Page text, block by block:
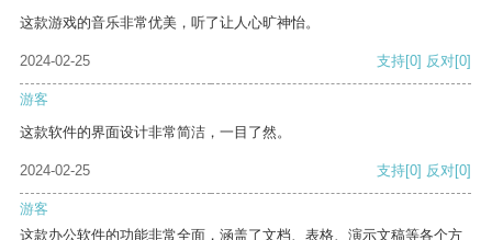
这款游戏的音乐非常优美，听了让人心旷神怡。
2024-02-25 支持[0] 反对[0]
游客
这款软件的界面设计非常简洁，一目了然。
2024-02-25 支持[0] 反对[0]
游客
这款办公软件的功能非常全面，涵盖了文档、表格、演示文稿等各个方